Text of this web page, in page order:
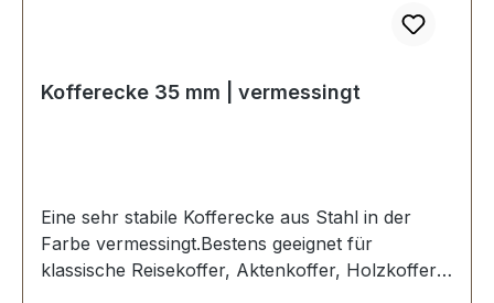
Kofferecke 35 mm | vermessingt
Eine sehr stabile Kofferecke aus Stahl in der
Farbe vermessingt.Bestens geeignet für
klassische Reisekoffer, Aktenkoffer, Holzkoffer,